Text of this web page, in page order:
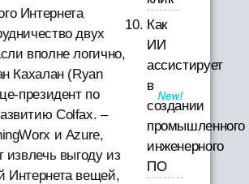
Интернета
двух
вполне логично,
Кахалан (Ryan
президент по
Colfax. –
и Azure,
извлечь выгоду из
Интернета вещей,
Как
ИИ
ассистирует
в
создании
промышленного
инженерного
ПО